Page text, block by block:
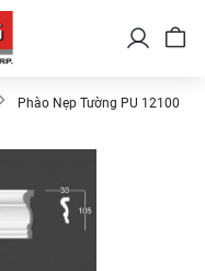
Phào Nẹp Tường PU 12100